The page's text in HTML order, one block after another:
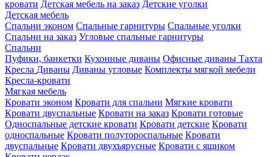
кровати Детская мебель на заказ Детские уголки
Детская мебель
Спальни эконом Спальные гарнитуры Спальные уголки
Спальни на заказ Угловые спальные гарнитуры
Спальни
Пуфики, банкетки Кухонные диваны Офисные диваны Тахта
Кресла Диваны Диваны угловые Комплекты мягкой мебели
Кресла-кровати
Мягкая мебель
Кровати эконом Кровати для спальни Мягкие кровати
Кровати двуспальные Кровати на заказ Кровати готовые
Односпальные детские кровати Кровати детские Кровати
односпальные Кровати полутороспальные Кровати
двуспальные Кровати двухъярусные Кровати с ящиком